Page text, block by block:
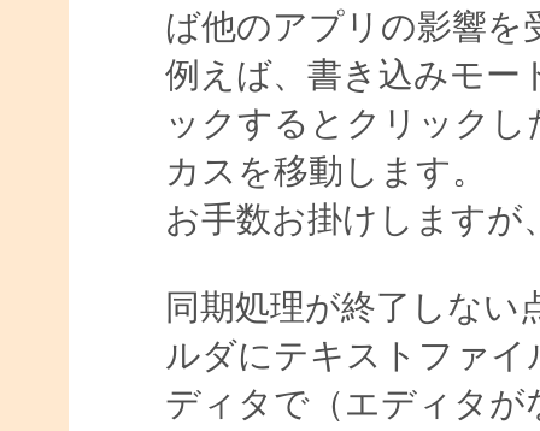
ば他のアプリの影響
例えば、書き込みモー
ックするとクリックし
カスを移動します。
お手数お掛けしますが
同期処理が終了しな
ルダにテキストファ
ディタで（エディタが